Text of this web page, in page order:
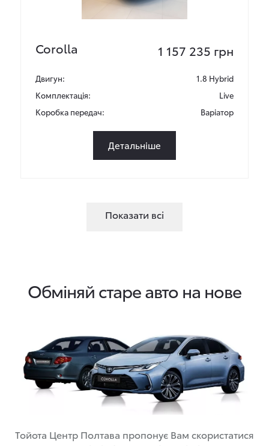
Corolla 1 157 235 грн
Двигун:
1.8 Hybrid
Комплектація:
Live
Коробка передач:
Варіатор
Детальніше
Показати всі
Обміняй старе авто на нове
Тойота Центр Полтава пропонує Вам скористатися